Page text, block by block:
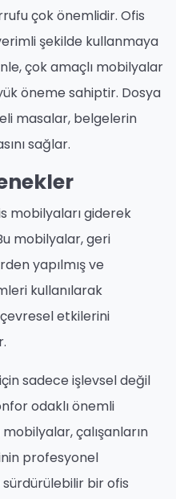
çok önemlidir. Ofis
şekilde kullanmaya
çok amaçlı mobilyalar
öneme sahiptir. Dosya
masalar, belgelerin
sağlar.
mobilyaları giderek
mobilyalar, geri
yapılmış ve
kullanılarak
etkilerini
sadece işlevsel değil
odaklı önemli
çalışanların
profesyonel
bir ofis